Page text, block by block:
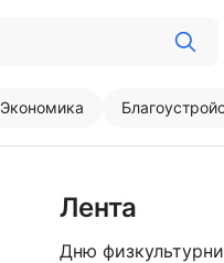
Экономика
Лента
Дню